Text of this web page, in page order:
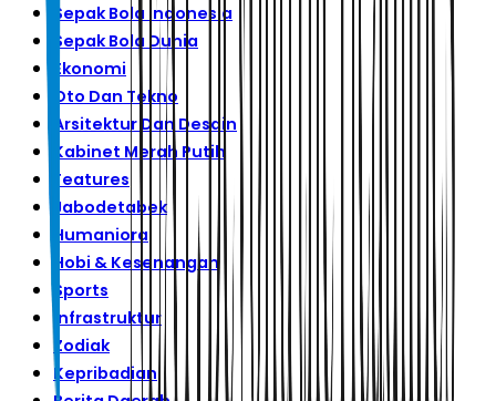
Sepak Bola Indonesia
Sepak Bola Dunia
Ekonomi
Oto Dan Tekno
Arsitektur Dan Desain
Kabinet Merah Putih
Features
Jabodetabek
Humaniora
Hobi & Kesenangan
Sports
Infrastruktur
Zodiak
Kepribadian